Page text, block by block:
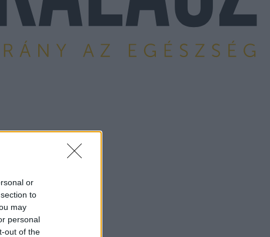
or
to
may
personal
out of the